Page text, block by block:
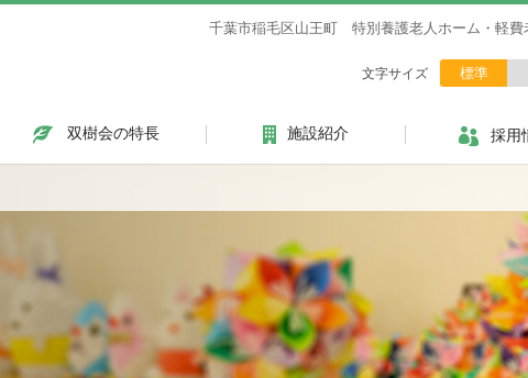
千葉市稲毛区山王町 特別養護老人ホーム・軽
文字サイズ 標準
双樹会の特長 施設紹介 採用